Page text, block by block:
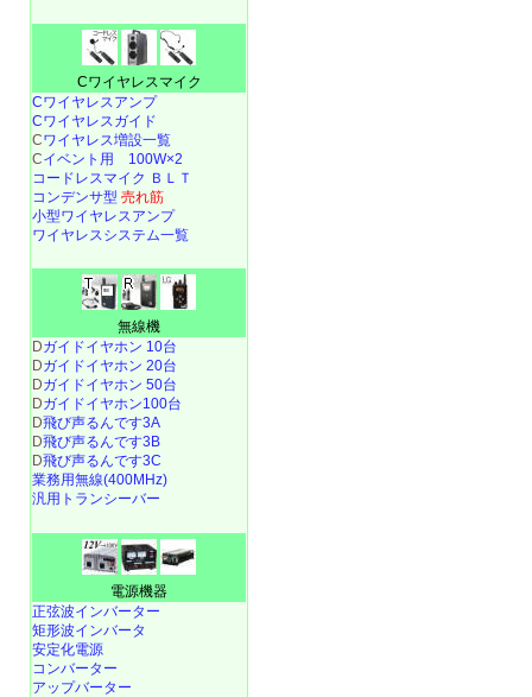
Cワイヤレスマイク
Cワイヤレスアンプ
Cワイヤレスガイド
Cワイヤレス増設一覧
Cイベント用 100W×2
コードレスマイク ＢＬＴ
コンデンサ型 売れ筋
小型ワイヤレスアンプ
ワイヤレスシステム一覧
無線機
Dガイドイヤホン 10台
Dガイドイヤホン 20台
Dガイドイヤホン 50台
Dガイドイヤホン100台
D飛び声るんです3A
D飛び声るんです3B
D飛び声るんです3C
業務用無線(400MHz)
汎用トランシーバー
電源機器
正弦波インバーター
矩形波インバータ
安定化電源
コンバーター
アップバーター